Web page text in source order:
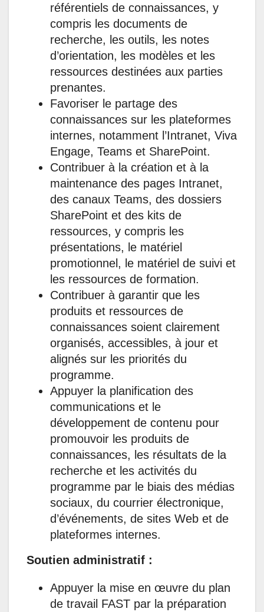
référentiels de connaissances, y
compris les documents de
recherche, les outils, les notes
d’orientation, les modèles et les
ressources destinées aux parties
prenantes.
Favoriser le partage des
connaissances sur les plateformes
internes, notamment l’Intranet, Viva
Engage, Teams et SharePoint.
Contribuer à la création et à la
maintenance des pages Intranet,
des canaux Teams, des dossiers
SharePoint et des kits de
ressources, y compris les
présentations, le matériel
promotionnel, le matériel de suivi et
les ressources de formation.
Contribuer à garantir que les
produits et ressources de
connaissances soient clairement
organisés, accessibles, à jour et
alignés sur les priorités du
programme.
Appuyer la planification des
communications et le
développement de contenu pour
promouvoir les produits de
connaissances, les résultats de la
recherche et les activités du
programme par le biais des médias
sociaux, du courrier électronique,
d’événements, de sites Web et de
plateformes internes.
Soutien administratif :
Appuyer la mise en œuvre du plan
de travail FAST par la préparation